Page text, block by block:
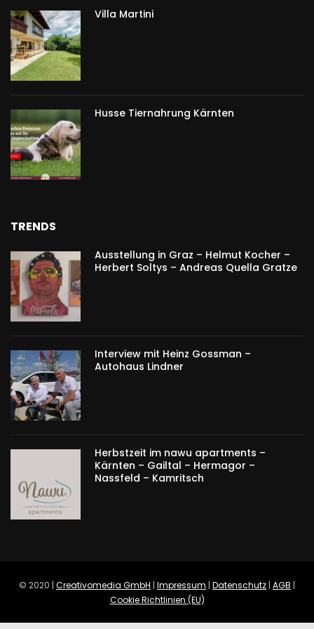
Villa Martini
Husse Tiernahrung Kärnten
TRENDS
Ausstellung in Graz – Helmut Kocher –
Herbert Soltys – Andreas Quella Gratze
Interview mit Heinz Gossman –
Autohaus Lindner
Herbstzeit im nawu apartments –
Kärnten – Gailtal – Hermagor –
Nassfeld – Kamritsch
© 2020 | Creativomedia GmbH | Impressum | Datenschutz | AGB |
Cookie Richtlinien (EU)